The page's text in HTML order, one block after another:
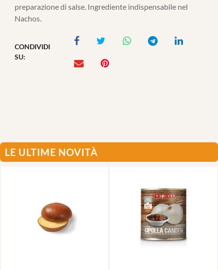
preparazione di salse. Ingrediente indispensabile nel
Nachos.
CONDIVIDI
SU:
LE ULTIME NOVITÀ